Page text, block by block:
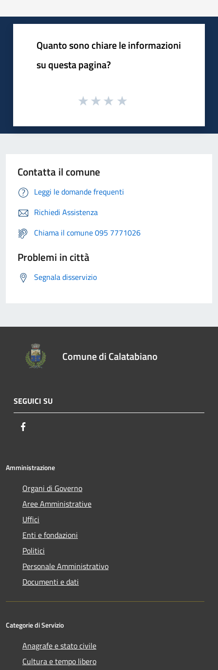
Quanto sono chiare le informazioni
su questa pagina?
Contatta il comune
Leggi le domande frequenti
Richiedi Assistenza
Chiama il comune 095 7771026
Problemi in città
Segnala disservizio
Comune di Calatabiano
SEGUICI SU
Amministrazione
Organi di Governo
Aree Amministrative
Uffici
Enti e fondazioni
Politici
Personale Amministrativo
Documenti e dati
Categorie di Servizio
Anagrafe e stato civile
Cultura e tempo libero